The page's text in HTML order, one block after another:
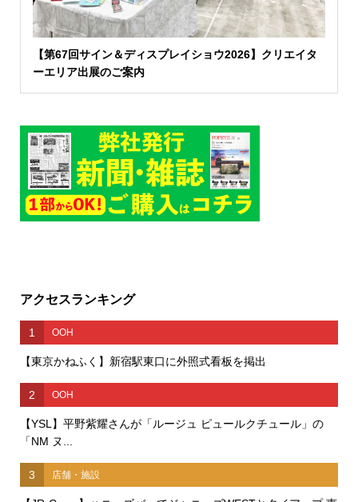
【第67回サイン＆ディスプレイショウ2026】クリエイタ
ーエリア出展のご案内
アクセスランキング
1 OOH
【東京かねふく】新宿駅東口に外照式看板を掲出
2 OOH
【YSL】平野紫耀さんが「ルージュ ピュールクチュール」の
「NM ヌ...
3 店舗・施設